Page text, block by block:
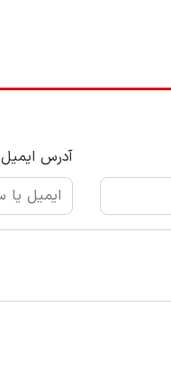
آدرس ایمیل